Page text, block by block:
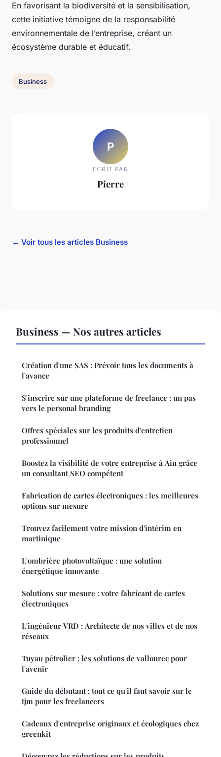
En favorisant la biodiversité et la sensibilisation,
cette initiative témoigne de la responsabilité
environnementale de l’entreprise, créant un
écosystème durable et éducatif.
Business
P
ECRIT PAR
Pierre
← Voir tous les articles Business
Business — Nos autres articles
Création d'une SAS : Prévoir tous les documents à
l'avance
S'inscrire sur une plateforme de freelance : un pas
vers le personal branding
Offres spéciales sur les produits d'entretien
professionnel
Boostez la visibilité de votre entreprise à Ain grâce
un consultant SEO compétent
Fabrication de cartes électroniques : les meilleures
options sur mesure
Trouvez facilement votre mission d'intérim en
martinique
L'ombrière photovoltaïque : une solution
énergétique innovante
Solutions sur mesure : votre fabricant de cartes
électroniques
L'ingénieur VRD : Architecte de nos villes et de nos
réseaux
Tuyau pétrolier : les solutions de vallourec pour
l'avenir
Guide du débutant : tout ce qu'il faut savoir sur le
tjm pour les freelancers
Cadeaux d'entreprise originaux et écologiques chez
greenkit